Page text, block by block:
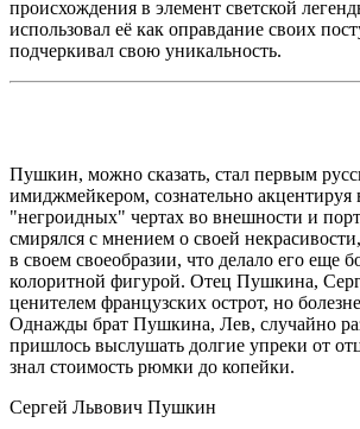
происхождения в элемент светской
использовал её как оправдание своих
подчеркивал свою уникальность.
Пушкин, можно сказать, стал первым
имиджмейкером, сознательно
"негроидных" чертах во внешности и
смирялся с мнением о своей
в своем своеобразии, что делало его еще
колоритной фигурой. Отец Пушкина,
ценителем французских острот, но
Однажды брат Пушкина, Лев, случайно
пришлось выслушать долгие упреки от
знал стоимость рюмки до копейки.
Сергей Львович Пушкин